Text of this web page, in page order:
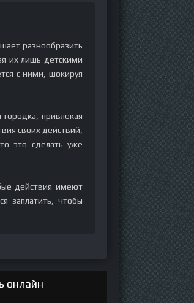
разнообразить
их лишь детскими
с ними, шокируя
привлекая
своих действий,
это сделать уже
действия имеют
заплатить, чтобы
онлайн